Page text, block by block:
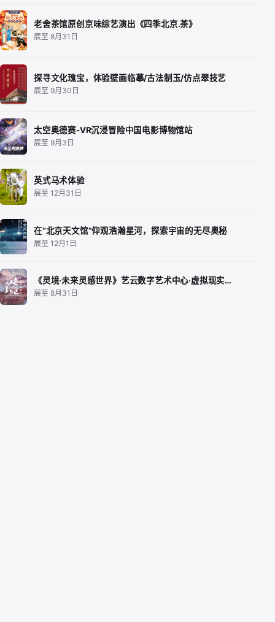
老舍茶馆原创京味综艺演出《四季北京.茶》
展至 8月31日
探寻文化瑰宝，体验壁画临摹/古法制玉/仿点翠技艺
展至 9月30日
太空奥德赛-VR沉浸冒险中国电影博物馆站
展至 9月3日
英式马术体验
展至 12月31日
在“北京天文馆”仰观浩瀚星河，探索宇宙的无尽奥秘
展至 12月1日
《灵境·未来灵感世界》艺云数字艺术中心·虚拟现实…
展至 8月31日